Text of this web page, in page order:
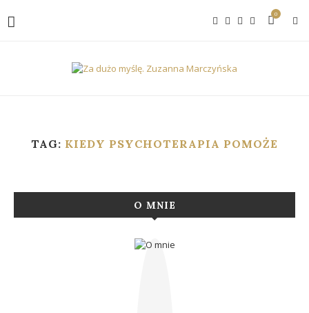
0
TAG: KIEDY PSYCHOTERAPIA POMOŻE
O MNIE